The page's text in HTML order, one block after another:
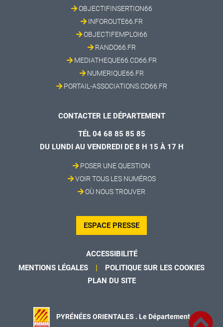
OBJECTIFINSERTION66
INFOROUTE66.FR
OBJECTIFEMPLOI66
RANDO66.FR
MEDIATHEQUE66.CD66.FR
NUMERIQUE66.FR
PORTAIL-ASSOCIATIONS.CD66.FR
CONTACTER LE DÉPARTEMENT
TÉL 04 68 85 85 85
DU LUNDI AU VENDREDI DE 8 H 15 À 17 H
POSER UNE QUESTION
VOIR TOUS LES NUMÉROS
OÙ NOUS TROUVER
ESPACE PRESSE
ACCESSIBILITÉ
MENTIONS LÉGALES
POLITIQUE SUR LES COOKIES
PLAN DU SITE
PYRÉNÉES ORIENTALES . Le Département